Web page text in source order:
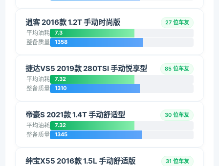
逍客 2016款 1.2T 手动时尚版 27 位车友
平均油耗 7.3
整备质量 1358
捷达VS5 2019款 280TSI 手动悦享型 85 位车友
平均油耗 7.32
整备质量 1310
帝豪S 2021款 1.4T 手动舒适型 30 位车友
平均油耗 7.32
整备质量 1345
绅宝X55 2016款 1.5L 手动舒适版 31 位车友